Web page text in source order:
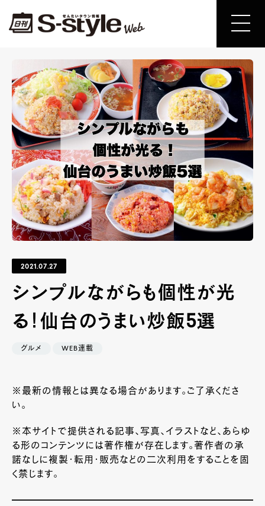
2021.07.27
シンプルながらも個性が光
る！仙台のうまい炒飯5選
グルメ WEB連載
※最新の情報とは異なる場合があります。ご了承くださ
い。
※本サイトで提供される記事、写真、イラストなど、あらゆ
る形のコンテンツには著作権が存在します。著作者の承
諾なしに複製・転用・販売などの二次利用をすることを固
く禁じます。